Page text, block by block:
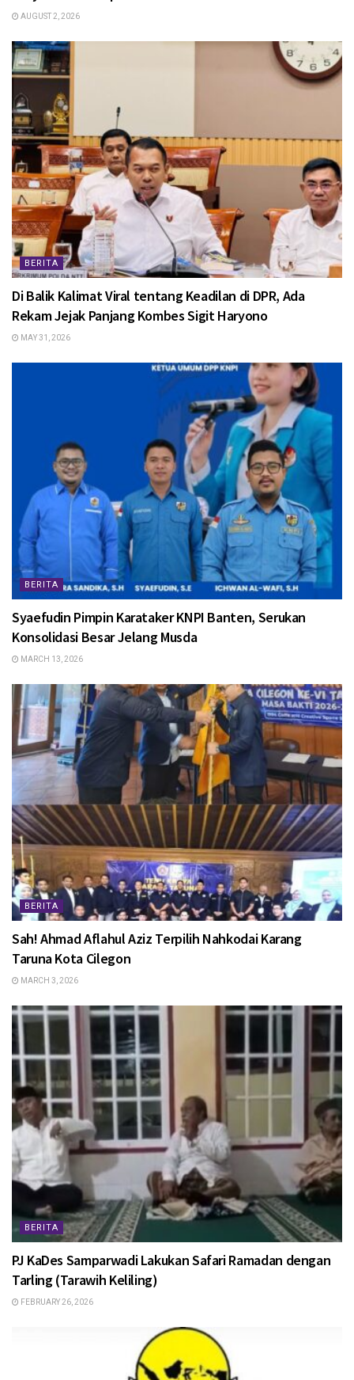
AUGUST 2, 2026
BERITA
Di Balik Kalimat Viral tentang Keadilan di DPR, Ada
Rekam Jejak Panjang Kombes Sigit Haryono
MAY 31, 2026
BERITA
Syaefudin Pimpin Karataker KNPI Banten, Serukan
Konsolidasi Besar Jelang Musda
MARCH 13, 2026
BERITA
Sah! Ahmad Aflahul Aziz Terpilih Nahkodai Karang
Taruna Kota Cilegon
MARCH 3, 2026
BERITA
PJ KaDes Samparwadi Lakukan Safari Ramadan dengan
Tarling (Tarawih Keliling)
FEBRUARY 26, 2026